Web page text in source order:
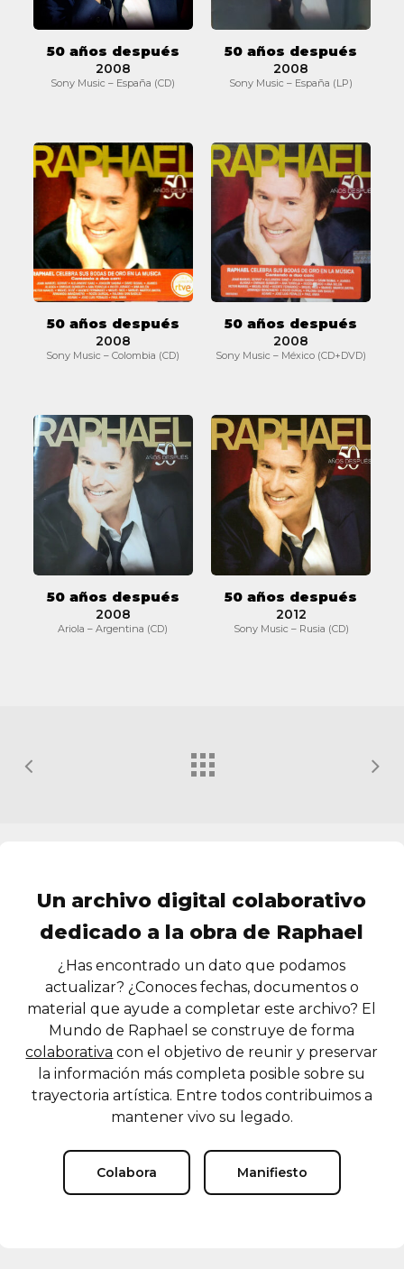
50 años después
2008
Sony Music – España (CD)
50 años después
2008
Sony Music – España (LP)
50
años
después
50 años después
2008
Sony Music – Colombia (CD)
50
años
después
50 años después
2008
Sony Music – México (CD+DVD)
50
años
después
50 años después
2008
Ariola – Argentina (CD)
años
después
50 años después
2012
Sony Music – Rusia (CD)
Un archivo digital colaborativo
dedicado a la obra de Raphael
¿Has encontrado un dato que podamos
actualizar? ¿Conoces fechas, documentos o
material que ayude a completar este archivo? El
Mundo de Raphael se construye de forma
colaborativa con el objetivo de reunir y preservar
la información más completa posible sobre su
trayectoria artística. Entre todos contribuimos a
mantener vivo su legado.
Colabora Manifiesto